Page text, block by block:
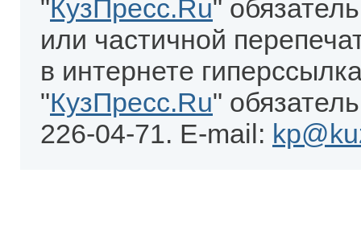
"КузПресс.Ru"
или частичной
в интернете
"КузПресс.Ru"
226-04-71. E-mail: